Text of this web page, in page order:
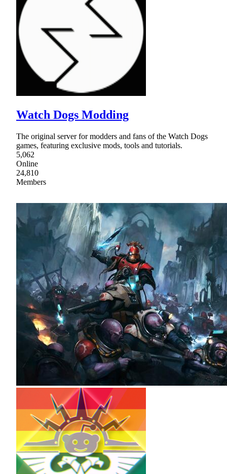
Watch Dogs Modding
The original server for modders and fans of the Watch Dogs
games, featuring exclusive mods, tools and tutorials.
5,062
Online
24,810
Members